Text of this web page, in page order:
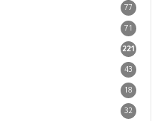
77
71
221
43
18
32